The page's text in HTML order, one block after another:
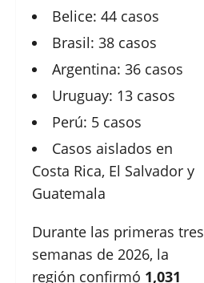
Belice: 44 casos
Brasil: 38 casos
Argentina: 36 casos
Uruguay: 13 casos
Perú: 5 casos
Casos aislados en
Costa Rica, El Salvador y
Guatemala
Durante las primeras tres
semanas de 2026, la
región confirmó 1,031